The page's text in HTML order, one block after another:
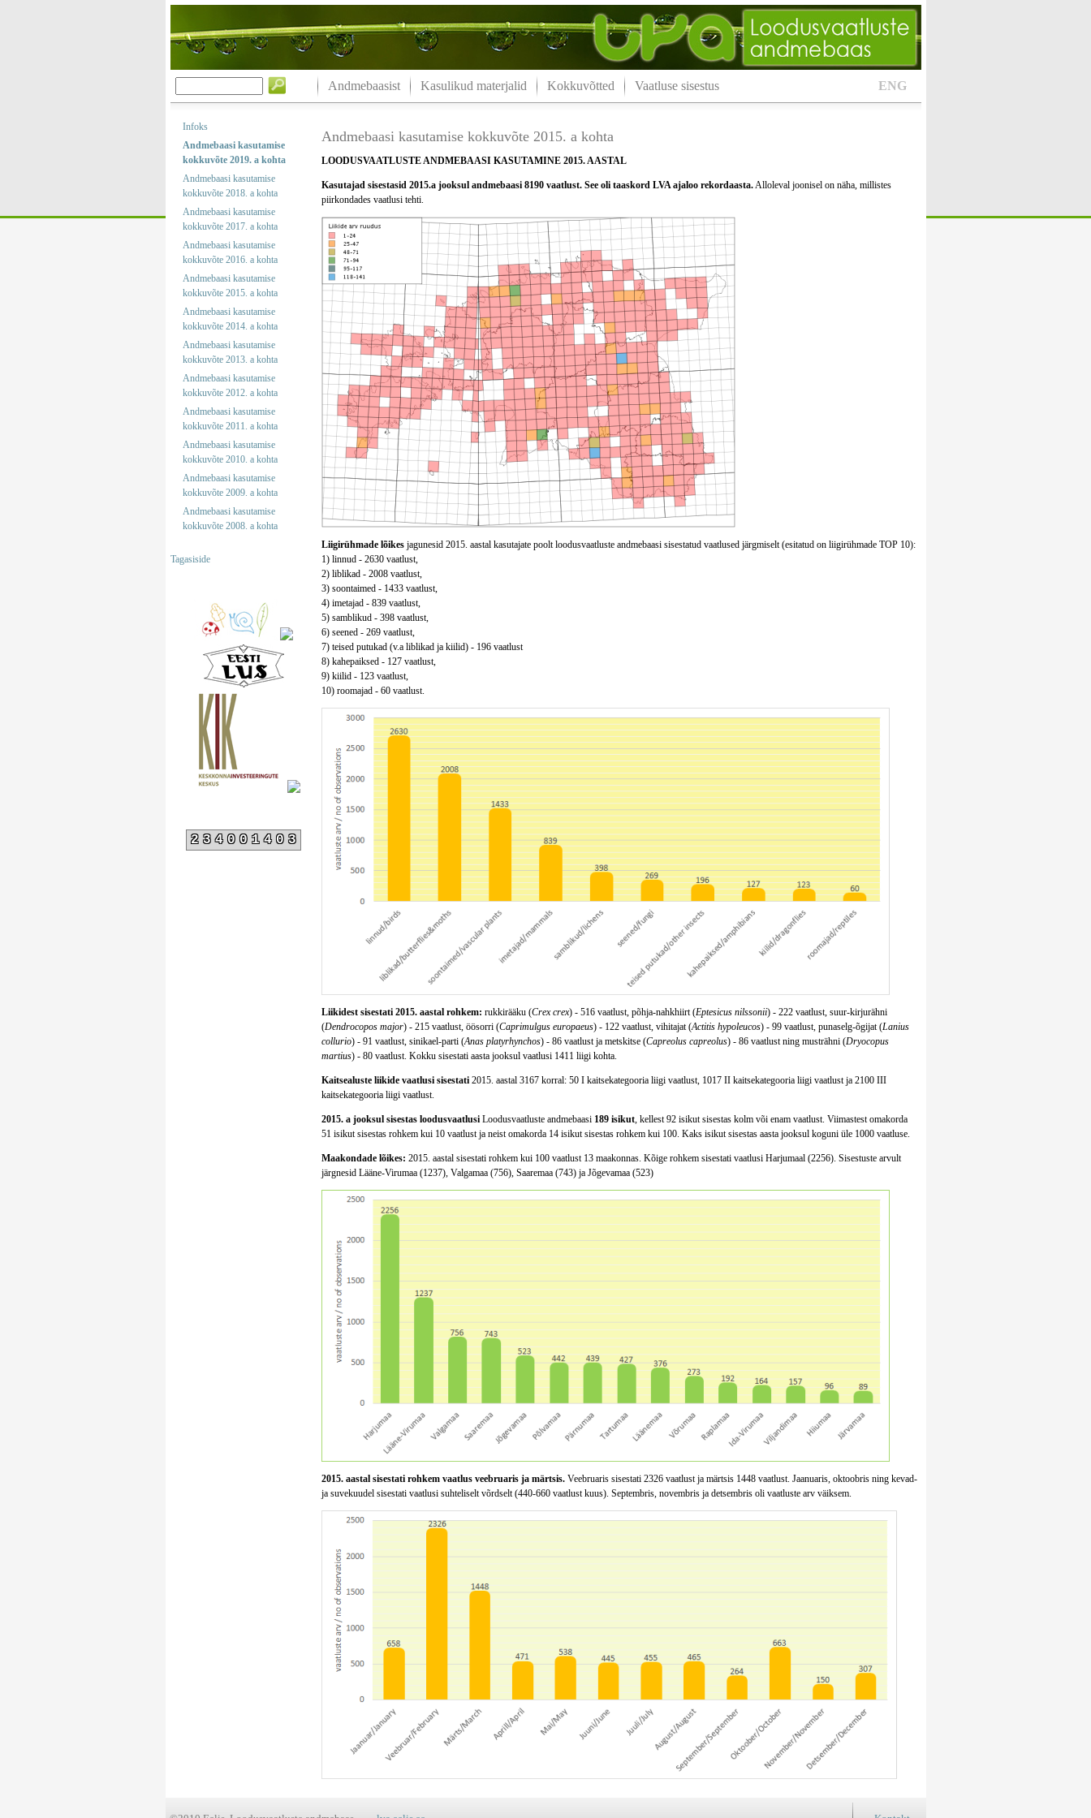
ENG
Andmebaasist Kasulikud materjalid Kokkuvõtted Vaatluse sisestus
Infoks
Andmebaasi kasutamise
kokkuvõte 2019. a kohta
Andmebaasi kasutamise
kokkuvõte 2018. a kohta
Andmebaasi kasutamise
kokkuvõte 2017. a kohta
Andmebaasi kasutamise
kokkuvõte 2016. a kohta
Andmebaasi kasutamise
kokkuvõte 2015. a kohta
Andmebaasi kasutamise
kokkuvõte 2014. a kohta
Andmebaasi kasutamise
kokkuvõte 2013. a kohta
Andmebaasi kasutamise
kokkuvõte 2012. a kohta
Andmebaasi kasutamise
kokkuvõte 2011. a kohta
Andmebaasi kasutamise
kokkuvõte 2010. a kohta
Andmebaasi kasutamise
kokkuvõte 2009. a kohta
Andmebaasi kasutamise
kokkuvõte 2008. a kohta
Tagasiside
234001403
Andmebaasi kasutamise kokkuvõte 2015. a kohta
LOODUSVAATLUSTE ANDMEBAASI KASUTAMINE 2015. AASTAL
Kasutajad sisestasid 2015.a jooksul andmebaasi 8190 vaatlust. See oli taaskord LVA ajaloo rekordaasta.Alloleval joonisel on näha, millistes
piirkondades vaatlusi tehti.
Liigirühmade lõikesjagunesid 2015. aastal kasutajate poolt loodusvaatluste andmebaasi sisestatud vaatlused järgmiselt (esitatud on liigirühmade TOP 10):
1) linnud - 2630 vaatlust,
2) liblikad - 2008 vaatlust,
3) soontaimed - 1433 vaatlust,
4) imetajad - 839 vaatlust,
5) samblikud - 398 vaatlust,
6) seened - 269 vaatlust,
7) teised putukad (v.a liblikad ja kiilid) - 196 vaatlust
8) kahepaiksed - 127 vaatlust,
9) kiilid - 123 vaatlust,
10) roomajad - 60 vaatlust.
Liikidest sisestati 2015. aastal rohkem: rukkirääku (Crex crex) - 516 vaatlust, põhja-nahkhiirt (Eptesicus nilssonii) - 222 vaatlust, suur-kirjurähni
(Dendrocopos major) - 215 vaatlust, öösorri (Caprimulgus europaeus) - 122 vaatlust, vihitajat (Actitis hypoleucos) - 99 vaatlust, punaselg-õgijat (Lanius
collurio) - 91 vaatlust, sinikael-parti (Anas platyrhynchos) - 86 vaatlust ja metskitse (Capreolus capreolus) - 86 vaatlust ning musträhni (Dryocopus
martius) - 80 vaatlust. Kokku sisestati aasta jooksul vaatlusi 1411 liigi kohta.
Kaitsealuste liikide vaatlusi sisestati2015. aastal 3167 korral: 50 I kaitsekategooria liigi vaatlust, 1017 II kaitsekategooria liigi vaatlust ja 2100 III
kaitsekategooria liigi vaatlust.
2015. a jooksul sisestas loodusvaatlusiLoodusvaatluste andmebaasi 189 isikut, kellest 92 isikut sisestas kolm või enam vaatlust. Viimastest omakorda
51 isikut sisestas rohkem kui 10 vaatlust ja neist omakorda 14 isikut sisestas rohkem kui 100. Kaks isikut sisestas aasta jooksul koguni üle 1000 vaatluse.
Maakondade lõikes: 2015. aastal sisestati rohkem kui 100 vaatlust 13 maakonnas. Kõige rohkem sisestati vaatlusi Harjumaal (2256). Sisestuste arvult
järgnesid Lääne-Virumaa (1237), Valgamaa (756), Saaremaa (743) ja Jõgevamaa (523)
2015. aastal sisestati rohkem vaatlus veebruaris ja märtsis.Veebruaris sisestati 2326 vaatlust ja märtsis 1448 vaatlust. Jaanuaris, oktoobris ning kevad-
ja suvekuudel sisestati vaatlusi suhteliselt võrdselt (440-660 vaatlust kuus). Septembris, novembris ja detsembris oli vaatluste arv väiksem.